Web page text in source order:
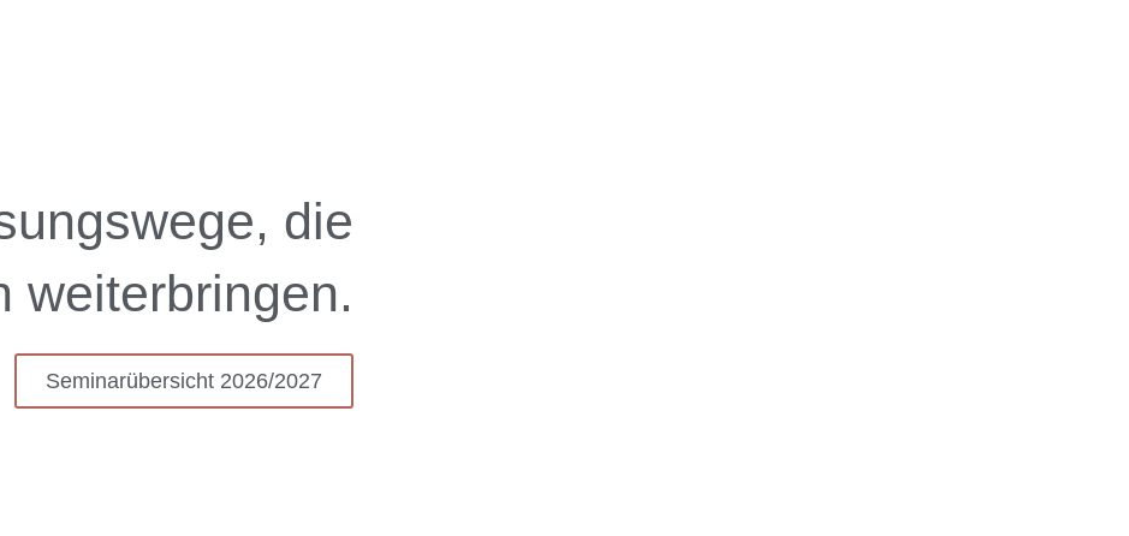
die
weiterbringen.
Seminarübersicht 2026/2027